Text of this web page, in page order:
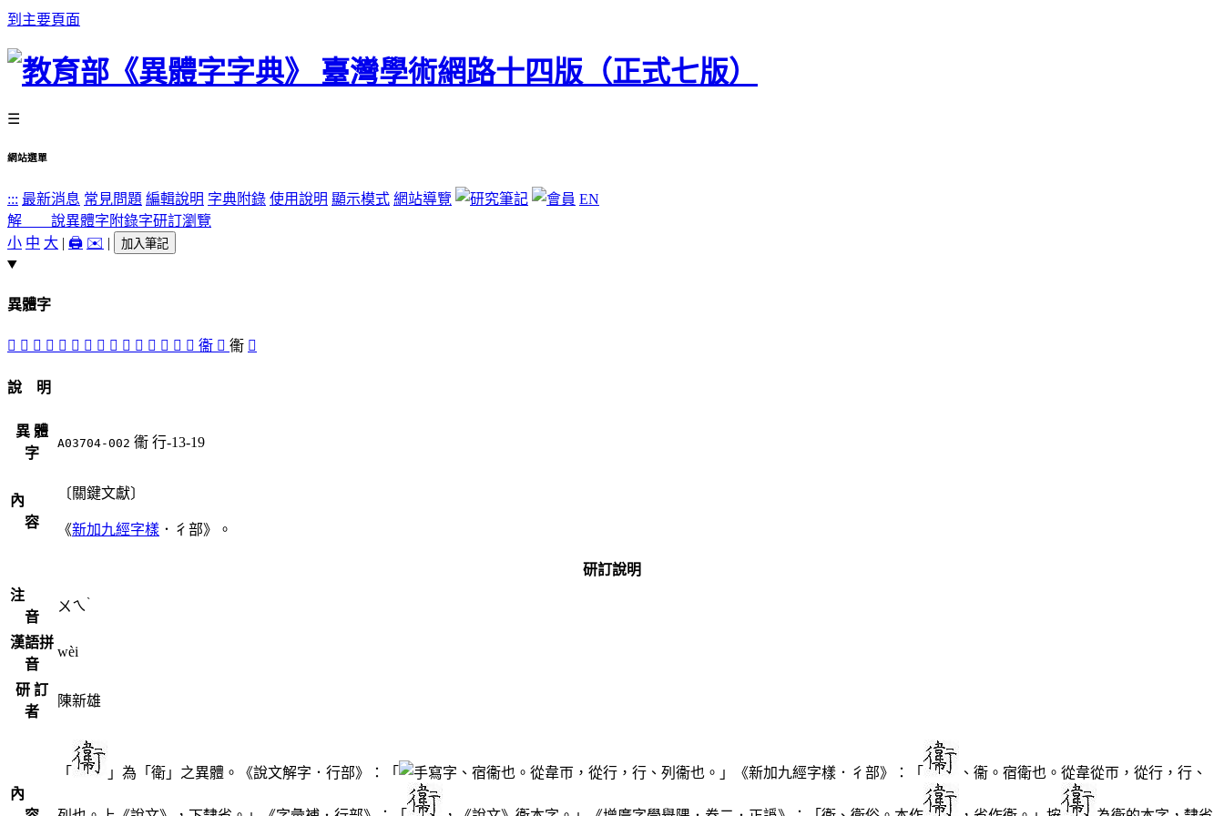
到主要頁面
☰
網站選單
::: 最新消息 常見問題 編輯說明 字典附錄 使用說明 顯示模式 網站導覽
EN
解 說異體字 附錄字研訂瀏覽
小 中 大 | 🖨️ ✉️ | 加入筆記
異體字
𠀄 󵔺 󵔷 󵔵 󵔼 󵔳 󵔸 󵔲 󵔻 󵔰 󵔶 󵔹 󵔯 󵔴 󵔾 衞 󵔽 䘙 󵔱
說 明
異 體
字
A03704-002 䘙 行-13-19
內
容
〔關鍵文獻〕
《新加九經字樣 ．彳部》。
研訂說明
注
音
ㄨㄟ ˋ
漢語拼
音
wèi
研 訂
者
陳新雄
內
「 」為「衛」之異體。《說文解字．行部》：「 、宿衞也。從韋帀，從行，行、列衞也。」《新加九經字樣．彳部》：「 、衞。宿衛也。從韋從帀，從行，行、